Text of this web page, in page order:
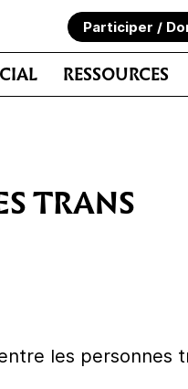
RESSOURCES
Participer /
TRANS
les personnes